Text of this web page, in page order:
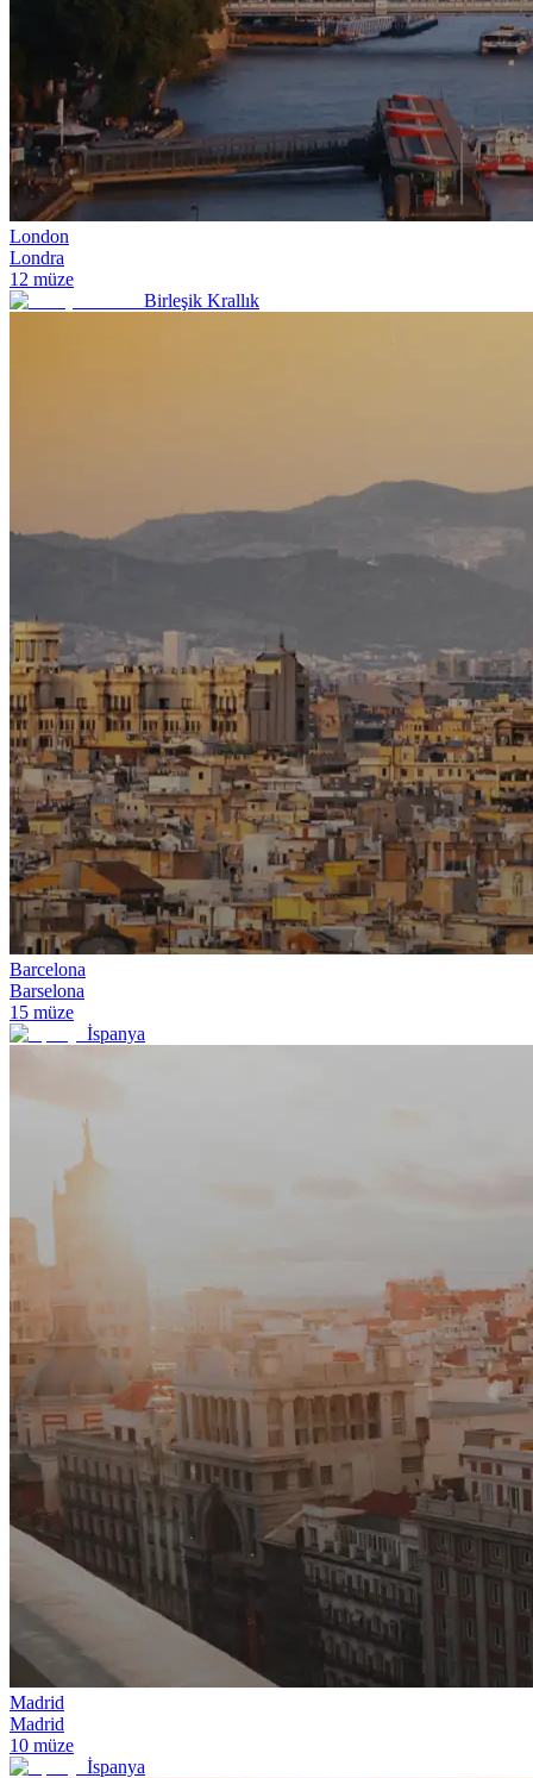
London
Londra
12 müze
Birleşik Krallık
Barcelona
Barselona
15 müze
İspanya
Madrid
Madrid
10 müze
İspanya